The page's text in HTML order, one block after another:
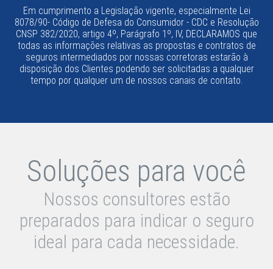
Em cumprimento a Legislação vigente, especialmente Lei
8078/90- Código de Defesa do Consumidor - CDC e Resolução
CNSP 382/2020, artigo 4º, Parágrafo 1º, IV, DECLARAMOS que
todas as informações relativas as propostas e contratos de
seguros intermediados por nossas corretoras estarão à
disposição dos Clientes podendo ser solicitadas a qualquer
tempo por qualquer um de nossos canais de contato.
Soluções para você
Nossos consultores estão
preparados para indicar o seguro
ideal para cada necessidade.